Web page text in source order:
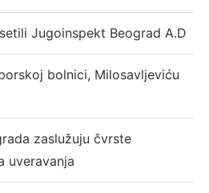
Jugoinspekt Beograd A.D
bolnici, Milosavljeviću
zaslužuju čvrste
uveravanja